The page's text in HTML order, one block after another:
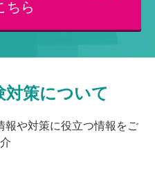
ちら
対策について
報や対策に役立つ情報をご